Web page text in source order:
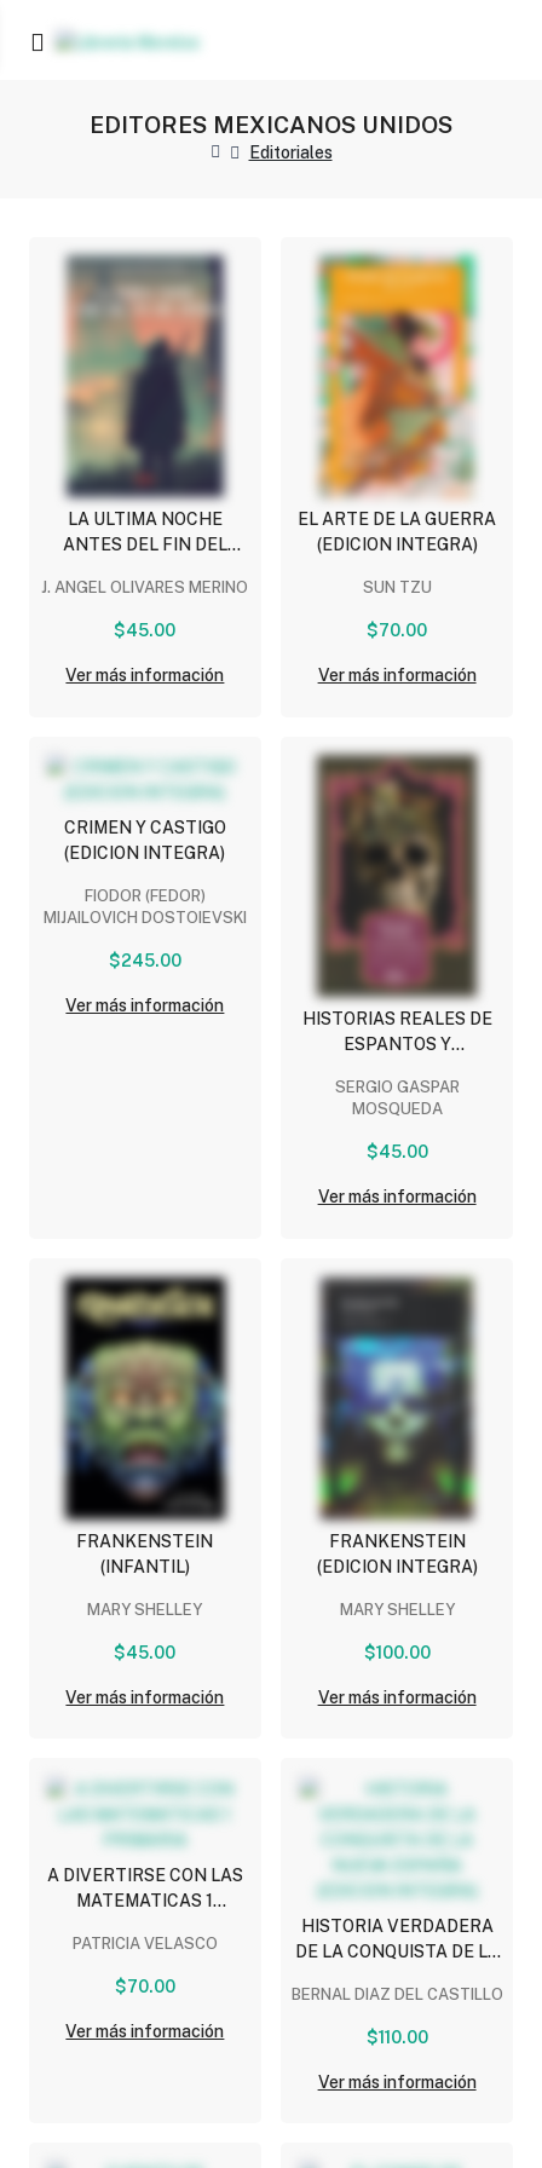
EDITORES MEXICANOS UNIDOS
Editoriales
LA ULTIMA NOCHE
ANTES DEL FIN DEL
J. ANGEL OLIVARES MERINO
$45.00
Ver más información
EL ARTE DE LA GUERRA
(EDICION INTEGRA)
SUN TZU
$70.00
Ver más información
CRIMEN Y CASTIGO
(EDICION INTEGRA)
FIODOR (FEDOR)
MIJAILOVICH DOSTOIEVSKI
$245.00
Ver más información
HISTORIAS REALES DE
ESPANTOS Y
SERGIO GASPAR
MOSQUEDA
$45.00
Ver más información
FRANKENSTEIN
(INFANTIL)
MARY SHELLEY
$45.00
Ver más información
FRANKENSTEIN
(EDICION INTEGRA)
MARY SHELLEY
$100.00
Ver más información
A DIVERTIRSE CON LAS
MATEMATICAS 1
PATRICIA VELASCO
$70.00
Ver más información
HISTORIA VERDADERA
DE LA CONQUISTA DE LA
INTEGRA)
BERNAL DIAZ DEL CASTILLO
$110.00
Ver más información